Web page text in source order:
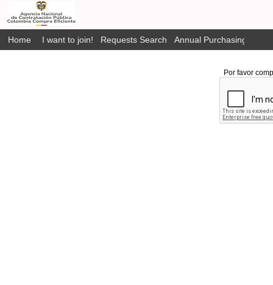
Home I want to join! Requests Search Annual Purchasing Plan
Por favor